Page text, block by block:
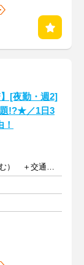
[夜勤・週2]
題!?★／1日3
時給1625円以上（深夜手当含む） ＋交通費支給